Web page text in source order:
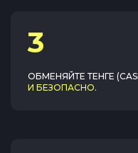
3
ОБМЕНЯЙТЕ ТЕНГЕ
И БЕЗОПАСНО.